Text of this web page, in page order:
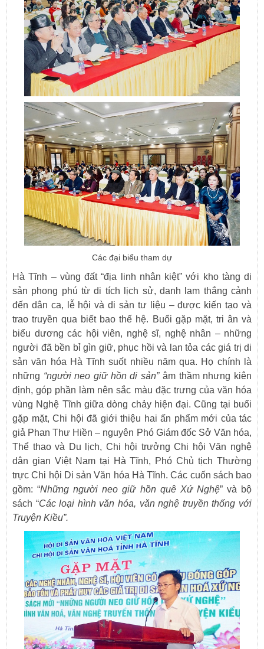
Các đại biểu tham dự
Hà Tĩnh – vùng đất “địa linh nhân kiệt” với kho tàng di
sản phong phú từ di tích lịch sử, danh lam thắng cảnh
đến dân ca, lễ hội và di sản tư liệu – được kiến tạo và
trao truyền qua biết bao thế hệ. Buổi gặp mặt, tri ân và
biểu dương các hội viên, nghệ sĩ, nghệ nhân – những
người đã bền bỉ gìn giữ, phục hồi và lan tỏa các giá trị di
sản văn hóa Hà Tĩnh suốt nhiều năm qua. Họ chính là
những “người neo giữ hồn di sản”âm thầm nhưng kiên
định, góp phần làm nên sắc màu đặc trưng của văn hóa
vùng Nghệ Tĩnh giữa dòng chảy hiện đại. Cũng tại buổi
gặp mặt, Chi hội đã giới thiệu hai ấn phẩm mới của tác
giả Phan Thư Hiền – nguyên Phó Giám đốc Sở Văn hóa,
Thể thao và Du lịch, Chi hội trưởng Chi hội Văn nghệ
dân gian Việt Nam tại Hà Tĩnh, Phó Chủ tịch Thường
trực Chi hội Di sản Văn hóa Hà Tĩnh. Các cuốn sách bao
gồm: “Những người neo giữ hồn quê Xứ Nghệ” và bộ
sách “Các loại hình văn hóa, văn nghệ truyền thống với
Truyện Kiều”.